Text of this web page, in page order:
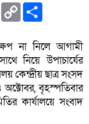
Pinterest
Copy
Link
না নিলে আগামী
নিয়ে উপাচার্যের
কেন্দ্রীয় ছাত্র সংসদ
বৃহস্পতিবার
কার্যালয়ে সংবাদ